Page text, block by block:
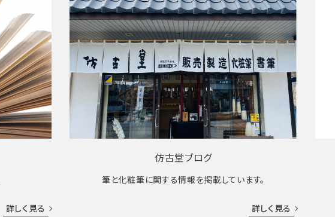
詳しく見る
仿古堂ブログ
筆と化粧筆に関する情報を掲載しています。
詳しく見る